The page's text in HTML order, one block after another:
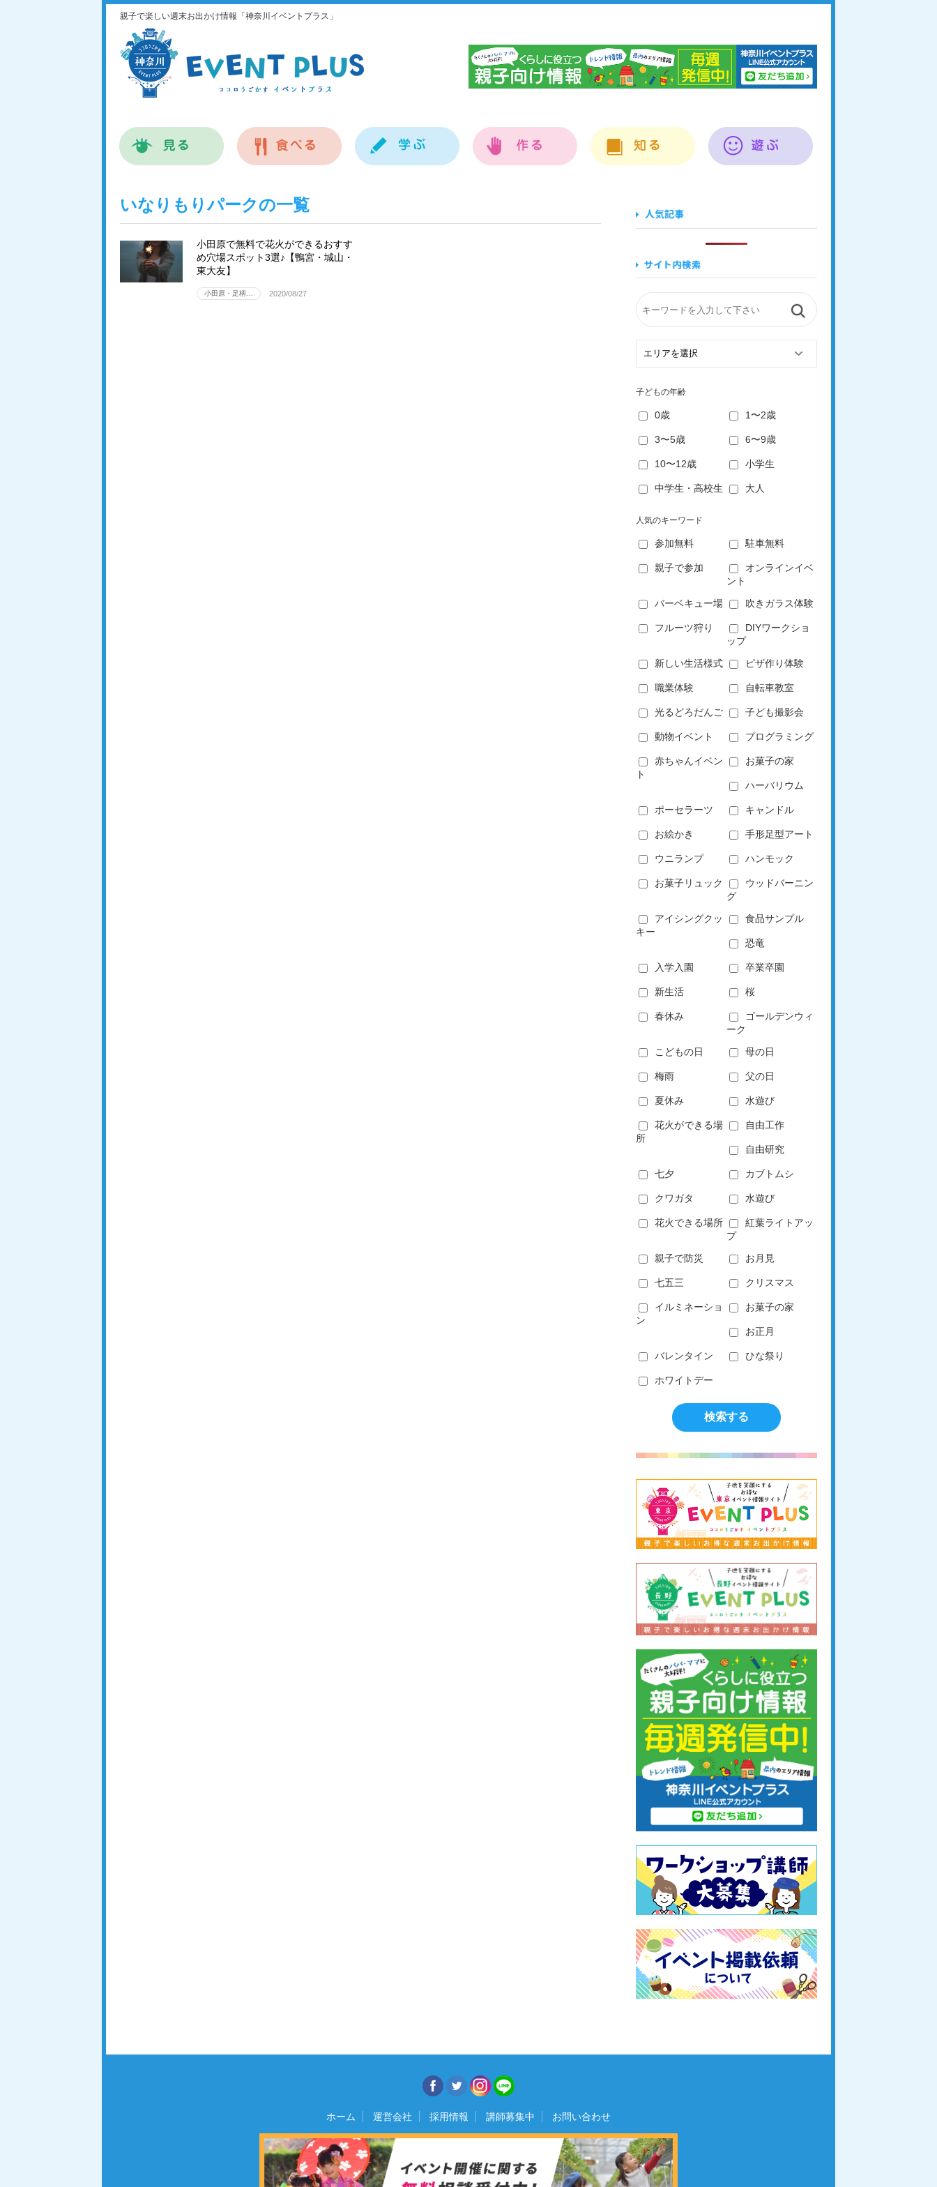
親子で楽しい週末お出かけ情報「神奈川イベントプラス」
いなりもりパークの一覧
小田原で無料で花火ができるおすす
め穴場スポット3選♪【鴨宮・城山・
東大友】
小田原・足柄… 2020/08/27
子どもの年齢
0歳 1〜2歳
3〜5歳 6〜9歳
10〜12歳 小学生
中学生・高校生 大人
人気のキーワード
参加無料 駐車無料
親子で参加
オンラインイベ
ント
バーベキュー場 吹きガラス体験
フルーツ狩り
DIYワークショ
ップ
新しい生活様式 ピザ作り体験
職業体験 自転車教室
光るどろだんご 子ども撮影会
動物イベント プログラミング
赤ちゃんイベン
ト
お菓子の家
ハーバリウム
ポーセラーツ キャンドル
お絵かき 手形足型アート
ウニランプ ハンモック
お菓子リュック
ウッドバーニン
グ
アイシングクッ
キー
食品サンプル
恐竜
入学入園 卒業卒園
新生活 桜
春休み
ゴールデンウィ
ーク
こどもの日 母の日
梅雨 父の日
夏休み 水遊び
花火ができる場
所
自由工作
自由研究
七夕 カブトムシ
クワガタ 水遊び
花火できる場所
紅葉ライトアッ
プ
親子で防災 お月見
七五三 クリスマス
イルミネーショ
ン
お菓子の家
お正月
バレンタイン ひな祭り
ホワイトデー
ホーム 運営会社 採用情報 講師募集中 お問い合わせ